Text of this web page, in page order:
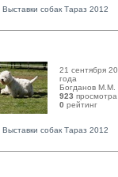
Выставки собак Тараз 2012
21 сентября
года
Богданов М.М.
923 просмотра
0 рейтинг
Выставки собак Тараз 2012